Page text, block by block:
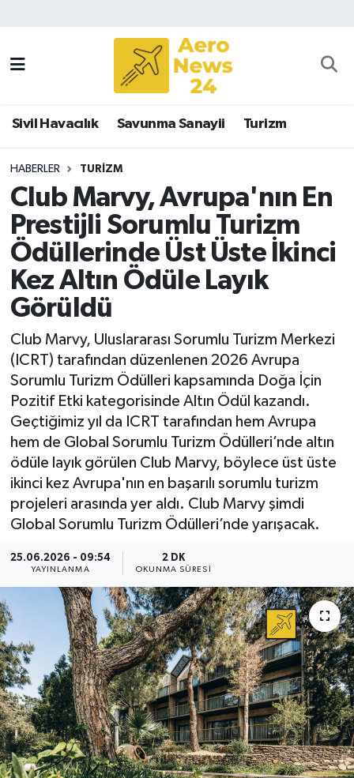
Sivil Havacılık Savunma Sanayii Turizm
HABERLER TURIZM
Club Marvy, Avrupa'nın En
Prestijli Sorumlu Turizm
Ödüllerinde Üst Üste İkinci
Kez Altın Ödüle Layık
Görüldü
Club Marvy, Uluslararası Sorumlu Turizm Merkezi
(ICRT) tarafından düzenlenen 2026 Avrupa
Sorumlu Turizm Ödülleri kapsamında Doğa İçin
Pozitif Etki kategorisinde Altın Ödül kazandı.
Geçtiğimiz yıl da ICRT tarafından hem Avrupa
hem de Global Sorumlu Turizm Ödülleri’nde altın
ödüle layık görülen Club Marvy, böylece üst üste
ikinci kez Avrupa'nın en başarılı sorumlu turizm
projeleri arasında yer aldı. Club Marvy şimdi
Global Sorumlu Turizm Ödülleri’nde yarışacak.
25.06.2026 - 09:54
YAYINLANMA
2 DK
OKUNMA SÜRESI